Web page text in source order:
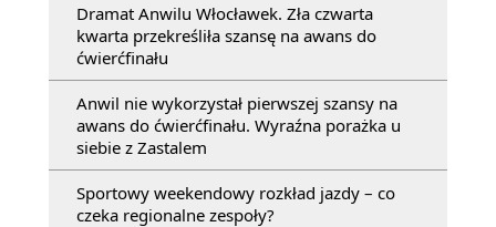
Dramat Anwilu Włocławek. Zła czwarta
kwarta przekreśliła szansę na awans do
ćwierćfinału
Anwil nie wykorzystał pierwszej szansy na
awans do ćwierćfinału. Wyraźna porażka u
siebie z Zastalem
Sportowy weekendowy rozkład jazdy – co
czeka regionalne zespoły?